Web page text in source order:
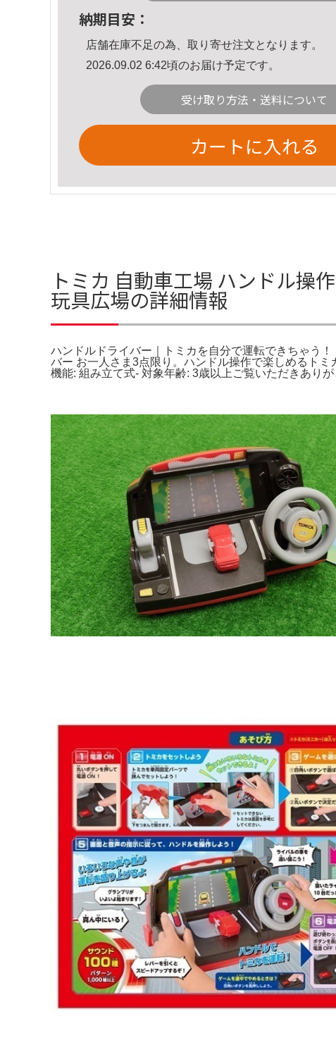
納期目安：
店舗在庫不足の為、取り寄せ注文となります。
2026.09.02 6:42頃のお届け予定です。
受け取り方法・送料について
カートに入れる
トミカ 自動車工場 ハンドル操
玩具広場の詳細情報
ハンドルドライバー｜トミカを自分で運転できちゃう
バー お一人さま3点限り。ハンドル操作で楽しめるト
機能: 組み立て式- 対象年齢: 3歳以上ご覧いただきあり